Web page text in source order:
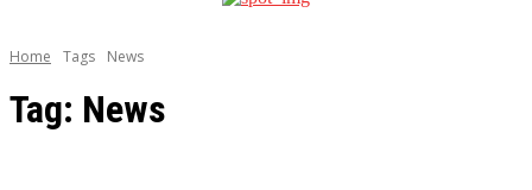
Home Tags News
Tag: News